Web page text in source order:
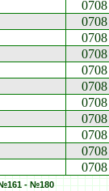
0708
0708
0708
0708
0708
0708
0708
0708
0708
0708
0708
- №180